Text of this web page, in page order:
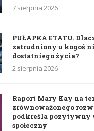
7 sierpnia 2026
PUŁAPKA ETATU.
zatrudniony u kogoś
dostatniego życia?
2 sierpnia 2026
Raport Mary Kay na
zrównoważonego
podkreśla pozytywny
społeczny